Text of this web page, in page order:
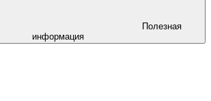
Полезная
информация